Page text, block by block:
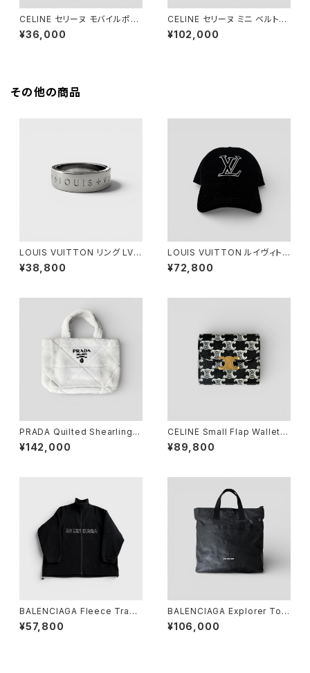
CELINE セリーヌ モバイルポー
チ トリオンフキャンバス&ラムス
キン タン
¥36,000
CELINE セリーヌ ミニ ベルトバ
ッグ ブラック
¥102,000
その他の商品
LOUIS VUITTON リング LV
モザイク L
¥38,800
LOUIS VUITTON ルイヴィトン
LV シグネチャー コーデュロイ
キャップ ブラック M M7784M
¥72,800
PRADA Quilted Shearling T
ote Bag Dyed Sheep Fur
White
¥142,000
CELINE Small Flap Wallet T
riomphe In Triomphe Canv
as
¥89,800
BALENCIAGA Fleece Track
Suit Jacket Black 44
¥57,800
BALENCIAGA Explorer Tot
e Arena Lambskin Black
¥106,000